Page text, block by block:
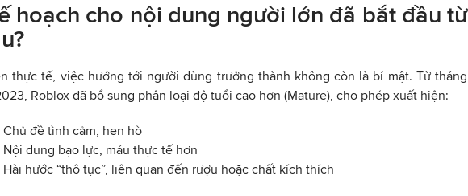
hoạch cho nội dung người lớn đã bắt đầu từ
thực tế, việc hướng tới người dùng trưởng thành không còn là bí mật. Từ tháng
Roblox đã bổ sung phân loại độ tuổi cao hơn (Mature), cho phép xuất hiện:
Chủ đề tình cảm, hẹn hò
Nội dung bạo lực, máu thực tế hơn
Hài hước “thô tục”, liên quan đến rượu hoặc chất kích thích